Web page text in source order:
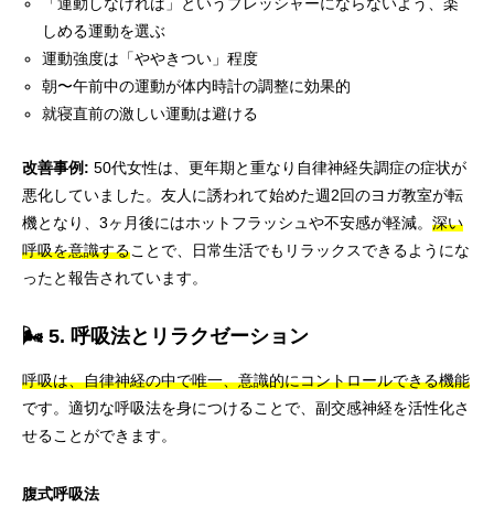
しめる運動を選ぶ
運動強度は「ややきつい」程度
朝〜午前中の運動が体内時計の調整に効果的
就寝直前の激しい運動は避ける
改善事例: 50代女性は、更年期と重なり自律神経失調症の症状が
悪化していました。友人に誘われて始めた週2回のヨガ教室が転
機となり、3ヶ月後にはホットフラッシュや不安感が軽減。 深い
呼吸を意識することで、日常生活でもリラックスできるようにな
ったと報告されています。
🌬️ 5. 呼吸法とリラクゼーション
呼吸は、自律神経の中で唯一、意識的にコントロールできる機能
です。適切な呼吸法を身につけることで、副交感神経を活性化さ
せることができます。
腹式呼吸法